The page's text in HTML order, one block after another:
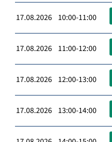
17.08.2026 10:00-11:00
17.08.2026 11:00-12:00
17.08.2026 12:00-13:00
17.08.2026 13:00-14:00